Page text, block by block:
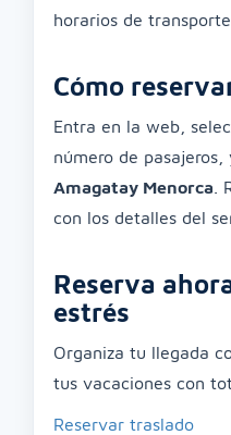
horarios de
Cómo
Entra en la web,
número de
Amagatay Menorca
con los detalles del
Reserva
estrés
Organiza tu llegada
tus vacaciones con
Reservar traslado